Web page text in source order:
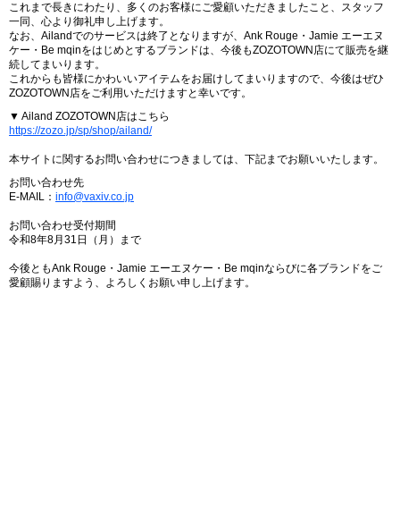
これまで長きにわたり、多くのお客様にご愛顧いただきましたこと、スタッフ
一同、心より御礼申し上げます。
なお、Ailandでのサービスは終了となりますが、Ank Rouge・Jamie エーエヌ
ケー・Be mqinをはじめとするブランドは、今後もZOZOTOWN店にて販売を継
続してまいります。
これからも皆様にかわいいアイテムをお届けしてまいりますので、今後はぜひ
ZOZOTOWN店をご利用いただけますと幸いです。
▼ Ailand ZOZOTOWN店はこちら
https://zozo.jp/sp/shop/ailand/
本サイトに関するお問い合わせにつきましては、下記までお願いいたします。
お問い合わせ先
E-MAIL： info@vaxiv.co.jp
お問い合わせ受付期間
令和8年8月31日（月）まで
今後ともAnk Rouge・Jamie エーエヌケー・Be mqinならびに各ブランドをご
愛顧賜りますよう、よろしくお願い申し上げます。